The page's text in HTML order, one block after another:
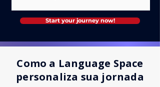
Start your journey now!
Como a Language Space
personaliza sua jornada